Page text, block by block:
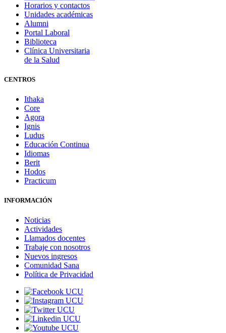
Horarios y contactos
Unidades académicas
Alumni
Portal Laboral
Biblioteca
Clínica Universitaria
de la Salud
CENTROS
Ithaka
Core
Agora
Ignis
Ludus
Educación Continua
Idiomas
Berit
Hodos
Practicum
INFORMACIÓN
Noticias
Actividades
Llamados docentes
Trabaje con nosotros
Nuevos ingresos
Comunidad Sana
Política de Privacidad